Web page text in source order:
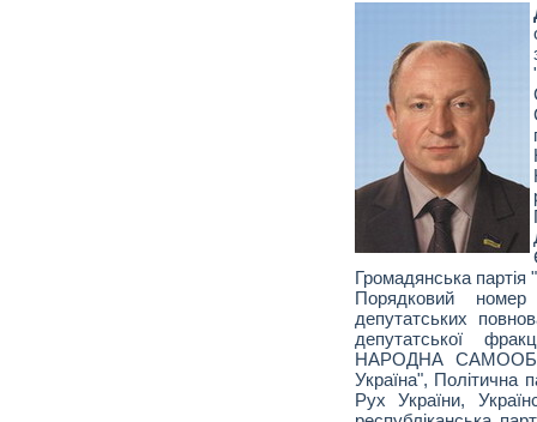
Громадянська партія
Порядковий
депутатських
депутатської
НАРОДНА
Україна", Політична
Рух України,